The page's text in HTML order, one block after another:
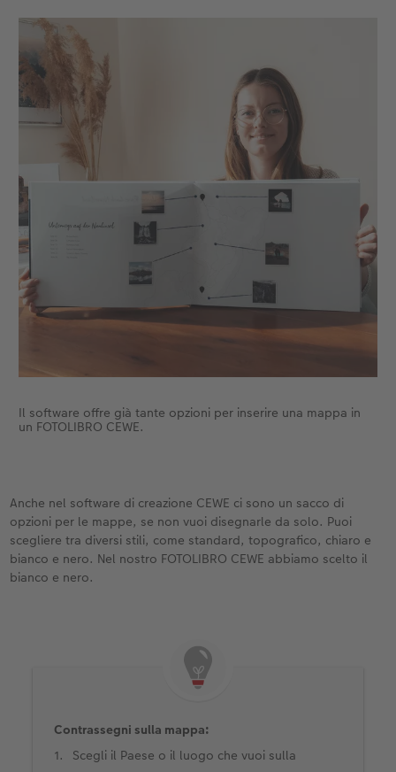
Il software offre già tante opzioni per inserire una mappa in
un FOTOLIBRO CEWE.
Anche nel software di creazione CEWE ci sono un sacco di
opzioni per le mappe, se non vuoi disegnarle da solo. Puoi
scegliere tra diversi stili, come standard, topografico, chiaro e
bianco e nero. Nel nostro FOTOLIBRO CEWE abbiamo scelto il
bianco e nero.
Contrassegni sulla mappa:
Scegli il Paese o il luogo che vuoi sulla